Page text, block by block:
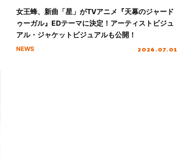
女王蜂、新曲「星」がTVアニメ『天幕のジャード
ゥーガル』EDテーマに決定！アーティストビジュ
アル・ジャケットビジュアルも公開！
NEWS 2026.07.01